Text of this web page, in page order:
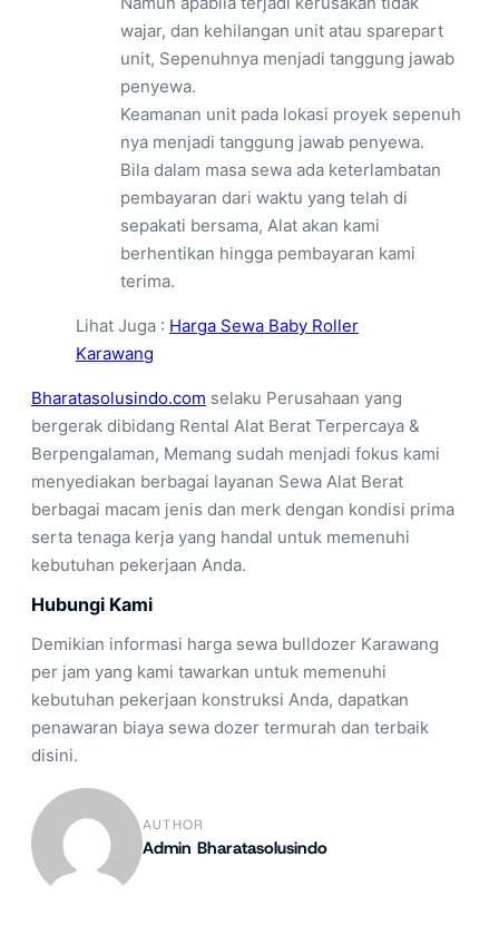
wajar, dan kehilangan unit atau sparepart
unit, Sepenuhnya menjadi tanggung jawab
penyewa.
Keamanan unit pada lokasi proyek sepenuh
nya menjadi tanggung jawab penyewa.
Bila dalam masa sewa ada keterlambatan
pembayaran dari waktu yang telah di
sepakati bersama, Alat akan kami
berhentikan hingga pembayaran kami
terima.
Lihat Juga : Harga Sewa Baby Roller
Karawang
Bharatasolusindo.com selaku Perusahaan yang
bergerak dibidang Rental Alat Berat Terpercaya &
Berpengalaman, Memang sudah menjadi fokus kami
menyediakan berbagai layanan Sewa Alat Berat
berbagai macam jenis dan merk dengan kondisi prima
serta tenaga kerja yang handal untuk memenuhi
kebutuhan pekerjaan Anda.
Hubungi Kami
Demikian informasi harga sewa bulldozer Karawang
per jam yang kami tawarkan untuk memenuhi
kebutuhan pekerjaan konstruksi Anda, dapatkan
penawaran biaya sewa dozer termurah dan terbaik
disini.
AUTHOR
Admin Bharatasolusindo